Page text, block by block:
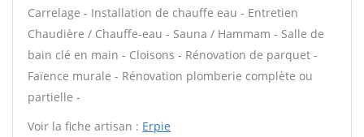
Carrelage - Installation de chauffe eau - Entretien
Chaudière / Chauffe-eau - Sauna / Hammam - Salle de
bain clé en main - Cloisons - Rénovation de parquet -
Faïence murale - Rénovation plomberie complète ou
partielle -
Voir la fiche artisan : Erpie